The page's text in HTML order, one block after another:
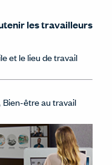
les travailleurs
et le lieu de travail
Bien-être au travail